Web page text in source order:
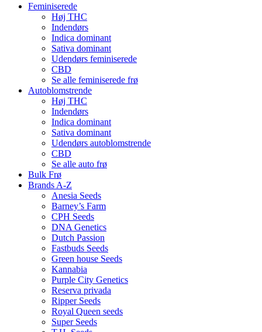
Feminiserede
Høj THC
Indendørs
Indica dominant
Sativa dominant
Udendørs feminiserede
CBD
Se alle feminiserede frø
Autoblomstrende
Høj THC
Indendørs
Indica dominant
Sativa dominant
Udendørs autoblomstrende
CBD
Se alle auto frø
Bulk Frø
Brands A-Z
Anesia Seeds
Barney’s Farm
CPH Seeds
DNA Genetics
Dutch Passion
Fastbuds Seeds
Green house Seeds
Kannabia
Purple City Genetics
Reserva privada
Ripper Seeds
Royal Queen seeds
Super Seeds